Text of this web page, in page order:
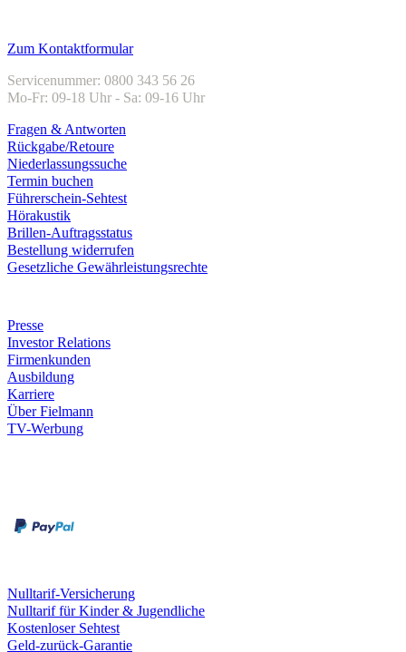
Zum Kontaktformular
Servicenummer: 0800 343 56 26
Mo-Fr: 09-18 Uhr - Sa: 09-16 Uhr
Fragen & Antworten
Rückgabe/Retoure
Niederlassungssuche
Termin buchen
Führerschein-Sehtest
Hörakustik
Brillen-Auftragsstatus
Bestellung widerrufen
Gesetzliche Gewährleistungsrechte
Presse
Investor Relations
Firmenkunden
Ausbildung
Karriere
Über Fielmann
TV-Werbung
Nulltarif-Versicherung
Nulltarif für Kinder & Jugendliche
Kostenloser Sehtest
Geld-zurück-Garantie